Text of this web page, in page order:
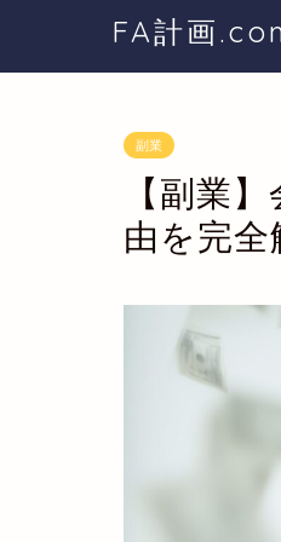
FA計画
副業
【副業
由を完